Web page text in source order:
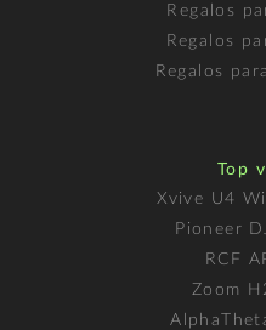
Regalos
Regalos
Regalos
Top
Xvive U4
Pioneer
RCF
Zoom